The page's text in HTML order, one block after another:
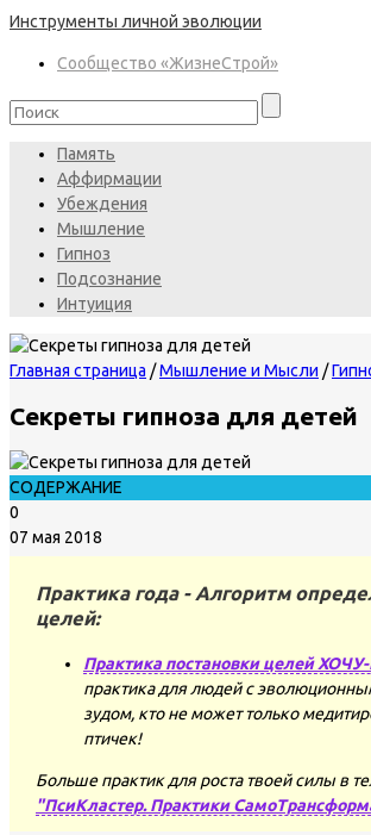
Инструменты личной эволюции
Сообщество «ЖизнеСтрой»
Память
Аффирмации
Убеждения
Мышление
Гипноз
Подсознание
Интуиция
Главная страница /Мышление и Мысли /
Секреты гипноза для детей
СОДЕРЖАНИЕ
0
07 мая 2018
Практика года - Алгоритм
целей:
Практика постановки целей
практика для людей с
зудом, кто не может только
птичек!
Больше практик для роста твоей силы в
"ПсиКластер. Практики